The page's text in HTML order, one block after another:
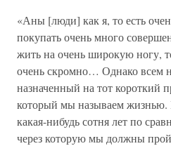
«Аны [люди] как я, то есть
покупать очень много
жить на очень широкую ногу,
очень скромно… Однако всем
назначенный на тот короткий
который мы называем жизнью.
какая-нибудь сотня лет по
через которую мы должны